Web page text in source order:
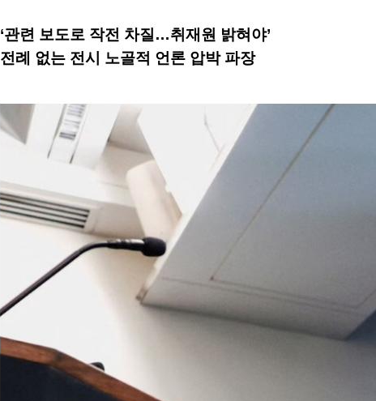
‘관련 보도로 작전 차질…취재원 밝혀야’
전례 없는 전시 노골적 언론 압박 파장